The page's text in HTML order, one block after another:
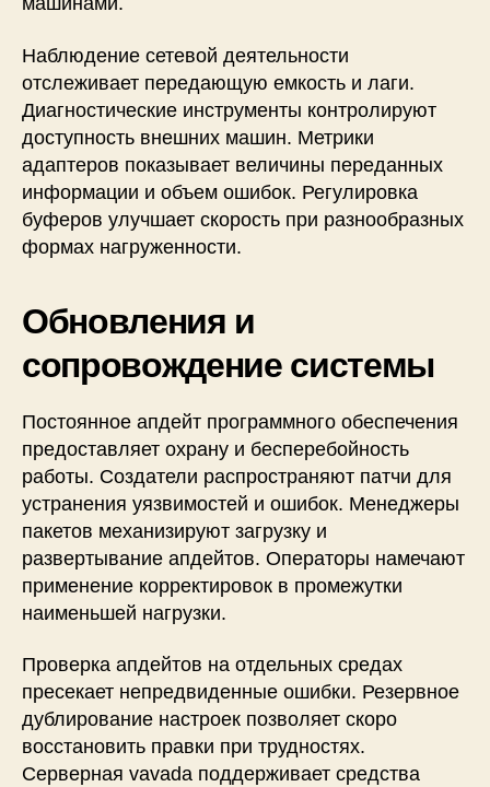
Наблюдение сетевой деятельности
отслеживает передающую емкость и лаги.
Диагностические инструменты контролируют
доступность внешних машин. Метрики
адаптеров показывает величины переданных
информации и объем ошибок. Регулировка
буферов улучшает скорость при разнообразных
формах нагруженности.
Обновления и
сопровождение системы
Постоянное апдейт программного обеспечения
предоставляет охрану и бесперебойность
работы. Создатели распространяют патчи для
устранения уязвимостей и ошибок. Менеджеры
пакетов механизируют загрузку и
развертывание апдейтов. Операторы намечают
применение корректировок в промежутки
наименьшей нагрузки.
Проверка апдейтов на отдельных средах
пресекает непредвиденные ошибки. Резервное
дублирование настроек позволяет скоро
восстановить правки при трудностях.
Серверная vavada поддерживает средства